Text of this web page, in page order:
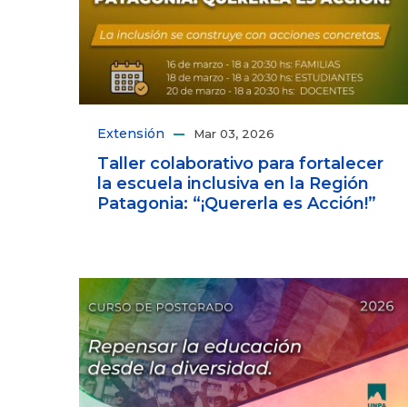
Extensión Mar 03, 2026
Taller colaborativo para fortalecer
la escuela inclusiva en la Región
Patagonia: “¡Quererla es Acción!”